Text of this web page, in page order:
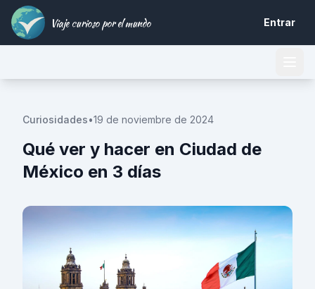
Viaje curioso por el mundo Entrar
Curiosidades•19 de noviembre de 2024
Qué ver y hacer en Ciudad de
México en 3 días